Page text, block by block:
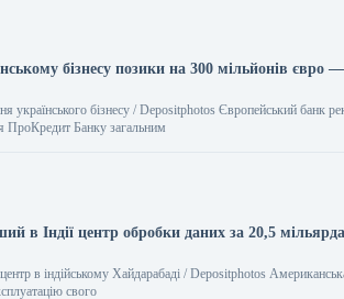
бізнесу позики на 300 мільйонів євро
бізнесу / Depositphotos Європейський банк
ПроКредит Банку загальним
в Індії центр обробки даних за 20,5
в індійському Хайдарабаді / Depositphotos
свого